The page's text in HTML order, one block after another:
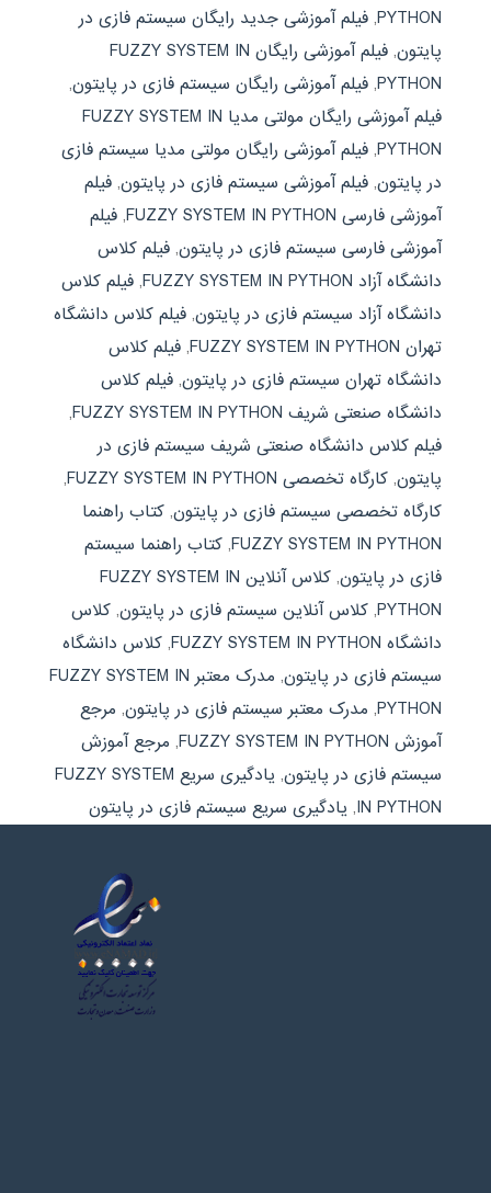
PYTHON
, فیلم آموزشی جدید رایگان سیستم فازی در
پایتون,
فیلم آموزشی رایگان FUZZY SYSTEM IN
PYTHON
, فیلم آموزشی رایگان سیستم فازی در پایتون,
فیلم آموزشی رایگان مولتی مدیا FUZZY SYSTEM IN
PYTHON
, فیلم آموزشی رایگان مولتی مدیا سیستم فازی
در پایتون, فیلم آموزشی سیستم فازی در پایتون, فیلم
آموزشی فارسی FUZZY SYSTEM IN PYTHON
, فیلم
آموزشی فارسی سیستم فازی در پایتون, فیلم کلاس
دانشگاه آزاد FUZZY SYSTEM IN PYTHON
, فیلم کلاس
دانشگاه آزاد سیستم فازی در پایتون, فیلم کلاس دانشگاه
تهران FUZZY SYSTEM IN PYTHON
, فیلم کلاس
دانشگاه تهران سیستم فازی در پایتون, فیلم کلاس
دانشگاه صنعتی شریف FUZZY SYSTEM IN PYTHON
,
فیلم کلاس دانشگاه صنعتی شریف سیستم فازی در
پایتون, کارگاه تخصصی FUZZY SYSTEM IN PYTHON
,
کارگاه تخصصی سیستم فازی در پایتون, کتاب راهنما
FUZZY SYSTEM IN PYTHON
, کتاب راهنما سیستم
فازی در پایتون,
کلاس آنلاین FUZZY SYSTEM IN
PYTHON
, کلاس آنلاین سیستم فازی در پایتون, کلاس
دانشگاه FUZZY SYSTEM IN PYTHON
, کلاس دانشگاه
سیستم فازی در پایتون,
مدرک معتبر FUZZY SYSTEM IN
PYTHON
, مدرک معتبر سیستم فازی در پایتون, مرجع
آموزش FUZZY SYSTEM IN PYTHON
, مرجع آموزش
سیستم فازی در پایتون,
یادگیری سریع FUZZY SYSTEM
IN PYTHON
, یادگیری سریع سیستم فازی در پایتون